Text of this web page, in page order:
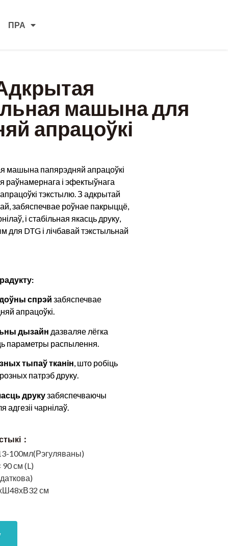
ПРА
машына для
апрацоўкі
машына папярэдняй апрацоўкі
раўнамернага і эфектыўнага
тэкстылю. З адкрытай
забяспечвае роўнае пакрыццё,
і стабільная якасць друку,
для DTG і лічбавай тэкстыльнай
спрэй забяспечвае
апрацоўкі.
дызайн дазваляе лёгка
параметры распылення.
тыпаў тканін, што робіць
патрэб друку.
друкузабяспечваючы
чарнілаў.
：
100мл(Рэгуляваны)
90 см (L)
см